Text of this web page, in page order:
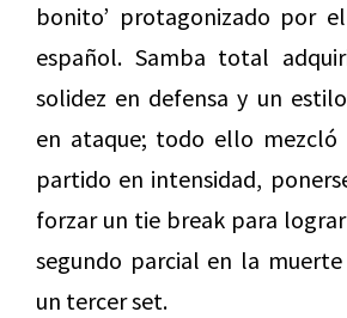
bonito’ protagonizado por
español. Samba total
solidez en defensa y un
en ataque; todo ello mezcló
partido en intensidad,
forzar un tie break para
segundo parcial en la
un tercer set.